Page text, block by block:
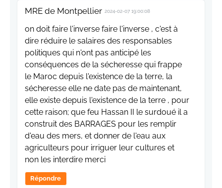
MRE de Montpellier 2024-02-07 19:00:08
on doit faire l'inverse faire l'inverse , c'est à
dire réduire le salaires des responsables
politiques qui n'ont pas anticipé les
conséquences de la sécheresse qui frappe
le Maroc depuis l'existence de la terre, la
sécheresse elle ne date pas de maintenant,
elle existe depuis l'existence de la terre , pour
cette raison; que feu Hassan II le surdoué il a
construit des BARRAGES pour les remplir
d'eau des mers, et donner de l'eau aux
agriculteurs pour irriguer leur cultures et
non les interdire merci
Répondre